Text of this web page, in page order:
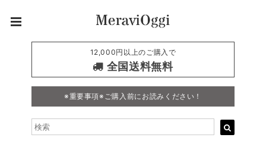
12,000円以上のご購入で
全国送料無料
※重要事項※ご購入前にお読みください！